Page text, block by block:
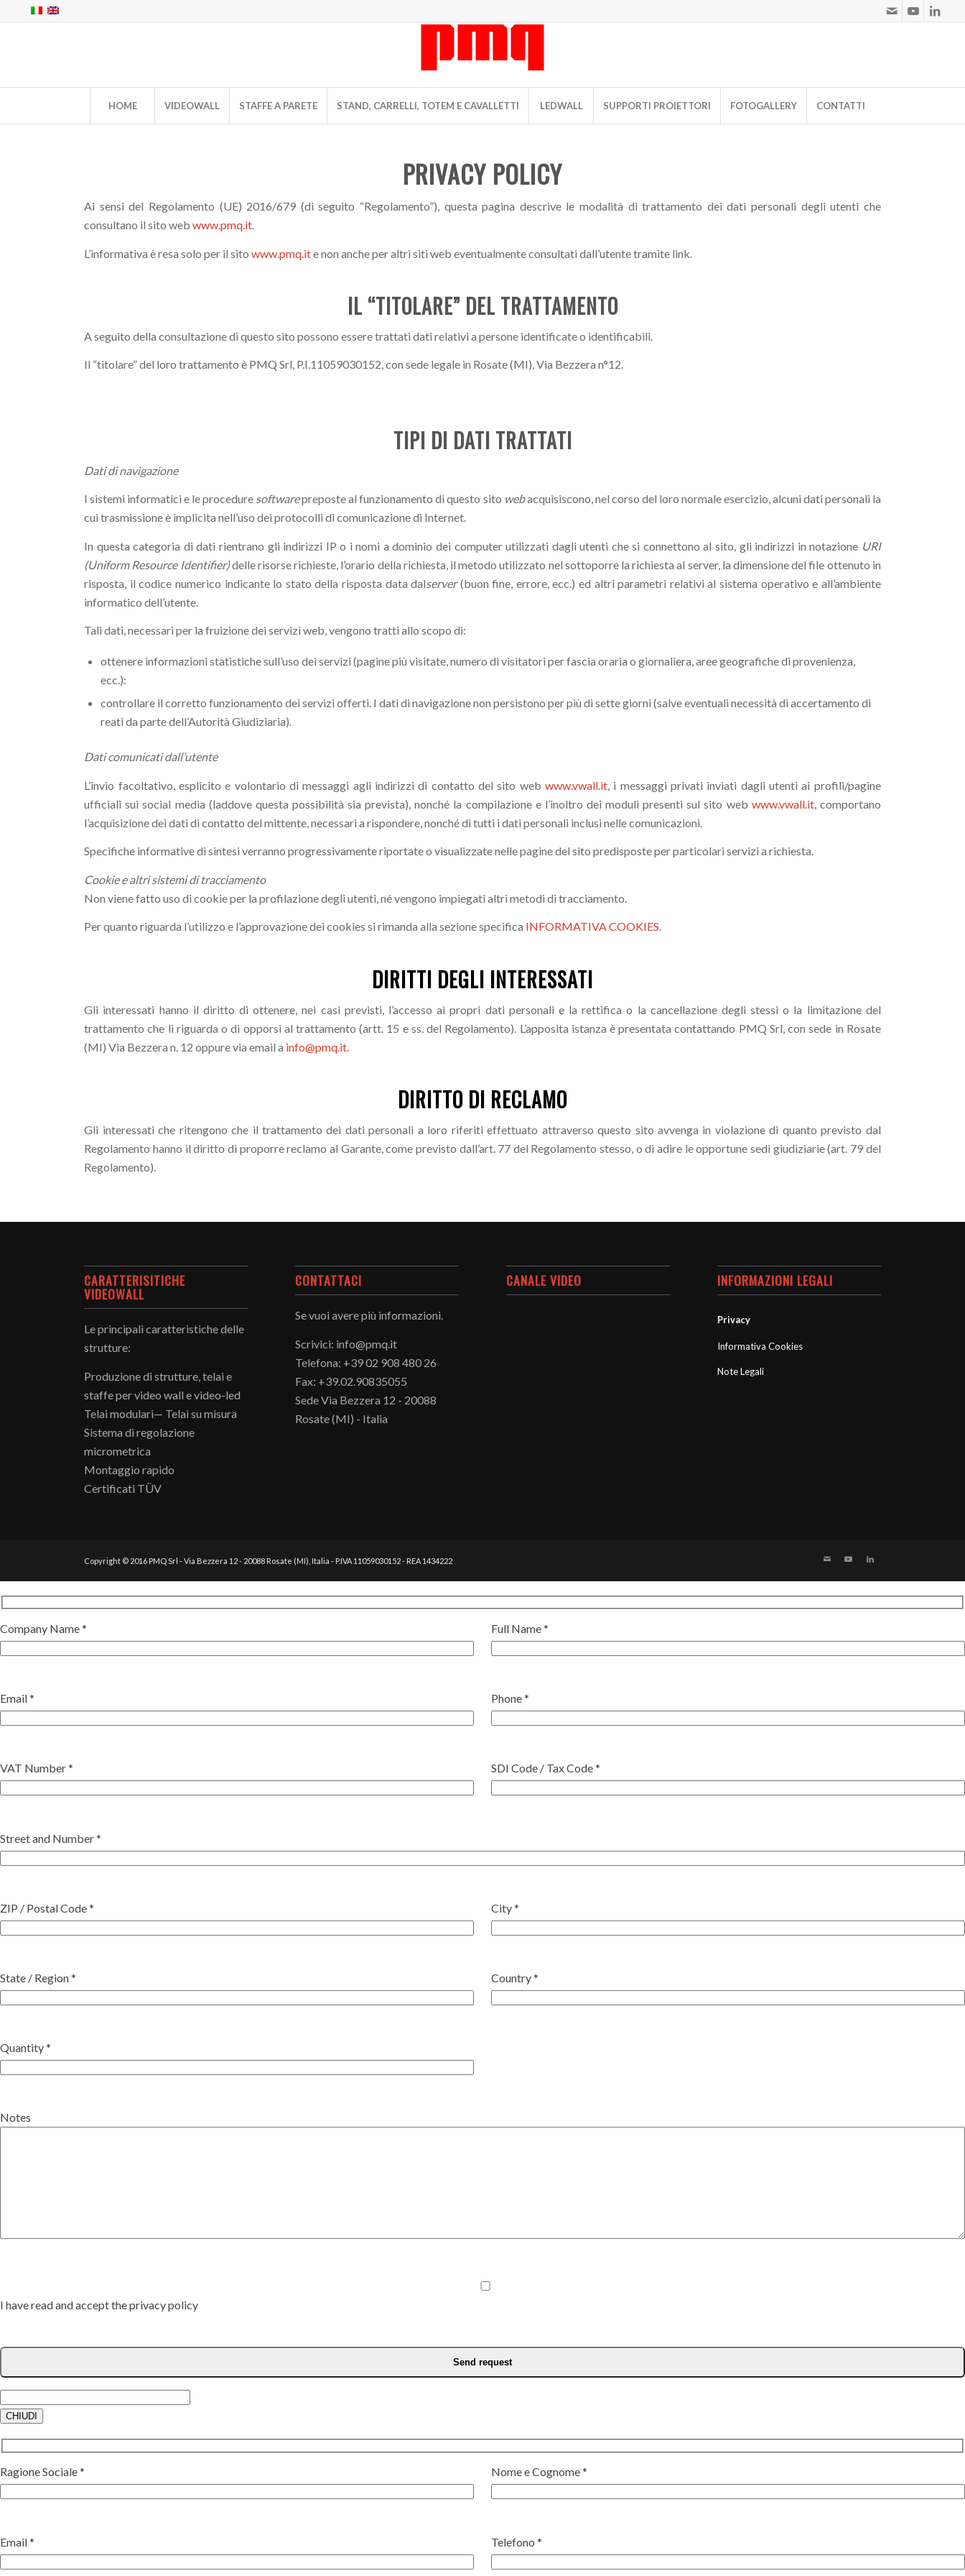
HOME VIDEOWALL STAFFE A PARETE STAND, CARRELLI, TOTEM E CAVALLETTI LEDWALL SUPPORTI PROIETTORI FOTOGALLERY CONTATTI
PRIVACY POLICY
Ai sensi del Regolamento (UE) 2016/679 (di seguito “Regolamento”), questa pagina descrive le modalità di trattamento dei dati personali degli utenti che
consultano il sito webwww.pmq.it.
L’informativa è resa solo per il sitowww.pmq.ite non anche per altri siti web eventualmente consultati dall’utente tramite link.
IL “TITOLARE” DEL TRATTAMENTO
A seguito della consultazione di questo sito possono essere trattati dati relativi a persone identificate o identificabili.
Il “titolare” del loro trattamento è PMQ Srl, P.I.11059030152, con sede legale in Rosate (MI), Via Bezzera n°12.
TIPI DI DATI TRATTATI
Dati di navigazione
I sistemi informatici e le procedure softwarepreposte al funzionamento di questo sito webacquisiscono, nel corso del loro normale esercizio, alcuni dati personali la
cui trasmissione è implicita nell’uso dei protocolli di comunicazione di Internet.
In questa categoria di dati rientrano gli indirizzi IP o i nomi a dominio dei computer utilizzati dagli utenti che si connettono al sito, gli indirizzi in notazione URI
(Uniform Resource Identifier)delle risorse richieste, l’orario della richiesta, il metodo utilizzato nel sottoporre la richiesta al server, la dimensione del file ottenuto in
risposta, il codice numerico indicante lo stato della risposta data dalserver(buon fine, errore, ecc.) ed altri parametri relativi al sistema operativo e all’ambiente
informatico dell’utente.
Tali dati, necessari per la fruizione dei servizi web, vengono tratti allo scopo di:
ottenere informazioni statistiche sull’uso dei servizi (pagine più visitate, numero di visitatori per fascia oraria o giornaliera, aree geografiche di provenienza,
ecc.):
controllare il corretto funzionamento dei servizi offerti. I dati di navigazione non persistono per più di sette giorni (salve eventuali necessità di accertamento di
reati da parte dell’Autorità Giudiziaria).
Dati comunicati dall’utente
L’invio facoltativo, esplicito e volontario di messaggi agli indirizzi di contatto del sito webwww.vwall.it , i messaggi privati inviati dagli utenti ai profili/pagine
ufficiali sui social media (laddove questa possibilità sia prevista), nonché la compilazione e l’inoltro dei moduli presenti sul sito web www.vwall.it, comportano
l’acquisizione dei dati di contatto del mittente, necessari a rispondere, nonché di tutti i dati personali inclusi nelle comunicazioni.
Specifiche informative di sintesi verranno progressivamente riportate o visualizzate nelle pagine del sito predisposte per particolari servizi a richiesta.
Cookie e altri sistemi di tracciamento
Non viene fatto uso di cookie per la profilazione degli utenti, né vengono impiegati altri metodi di tracciamento.
Per quanto riguarda l’utilizzo e l’approvazione dei cookies si rimanda alla sezione specifica INFORMATIVA COOKIES.
DIRITTI DEGLI INTERESSATI
Gli interessati hanno il diritto di ottenere, nei casi previsti, l’accesso ai propri dati personali e la rettifica o la cancellazione degli stessi o la limitazione del
trattamento che li riguarda o di opporsi al trattamento (artt. 15 e ss. del Regolamento). L’apposita istanza è presentata contattando PMQ Srl, con sede in Rosate
(MI) Via Bezzera n. 12 oppure via email a info@pmq.it
DIRITTO DI RECLAMO
Gli interessati che ritengono che il trattamento dei dati personali a loro riferiti effettuato attraverso questo sito avvenga in violazione di quanto previsto dal
Regolamento hanno il diritto di proporre reclamo al Garante, come previsto dall’art. 77 del Regolamento stesso, o di adire le opportune sedi giudiziarie (art. 79 del
Regolamento).
CARATTERISITICHE
VIDEOWALL
Le principali caratteristiche delle
strutture:
Produzione di strutture, telai e
staffe per video wall e video-led
Telai modulari— Telai su misura
Sistema di regolazione
micrometrica
Montaggio rapido
Certificati TÜV
CONTATTACI
Se vuoi avere più informazioni.
Scrivici: info@pmq.it
Telefona: +39 02 908 480 26
Fax: +39.02.90835055
Sede Via Bezzera 12 - 20088
Rosate (MI) - Italia
CANALE VIDEO INFORMAZIONI LEGALI
Privacy
Informativa Cookies
Note Legali
Copyright © 2016 PMQ Srl - Via Bezzera 12 - 20088 Rosate (MI), Italia - P.IVA 11059030152 - REA 1434222
Company Name * Full Name *
Email * Phone *
VAT Number * SDI Code / Tax Code *
Street and Number *
ZIP / Postal Code * City *
State / Region * Country *
Quantity *
Notes
I have read and accept the privacy policy
CHIUDI
Ragione Sociale * Nome e Cognome *
Email * Telefono *